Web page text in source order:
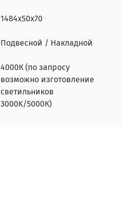
1484x50x70
Подвесной / Накладной
4000К (по запросу
возможно изготовление
светильников
3000K/5000К)